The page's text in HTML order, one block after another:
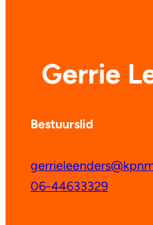
Gerrie
Bestuurslid
06-44633329